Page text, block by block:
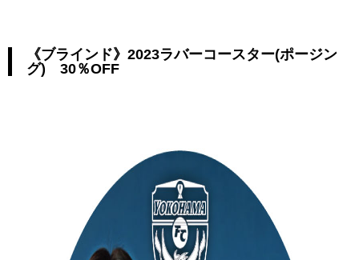
《ブラインド》2023ラバーコースター(ポージン
グ) 30％OFF